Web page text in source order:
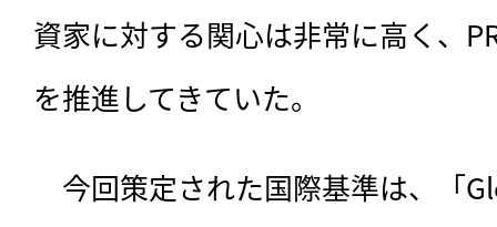
資家に対する関心は非常に高く、
を推進してきていた。
今回策定された国際基準は、「